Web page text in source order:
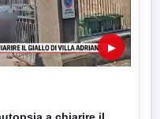
▶